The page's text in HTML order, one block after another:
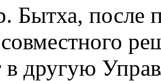
Бытха, после
в другую